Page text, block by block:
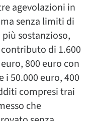
agevolazioni in
senza limiti di
sostanzioso,
di 1.600
800 euro con
i 50.000 euro, 400
compresi trai
che